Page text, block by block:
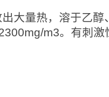
大量热，溶于乙
m3。有刺激